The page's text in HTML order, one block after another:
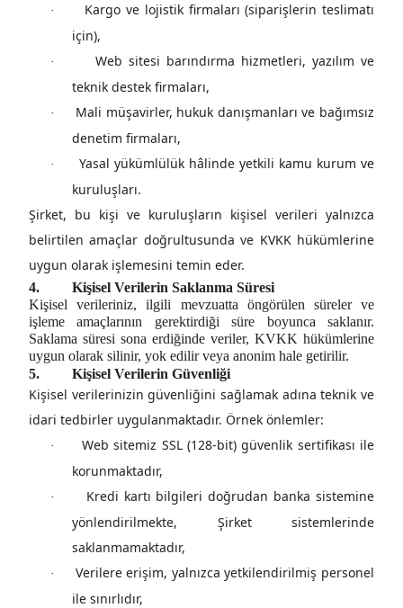
·
Kargo ve lojistik firmaları (siparişlerin teslimatı
için),
·
Web sitesi barındırma hizmetleri, yazılım ve
teknik destek firmaları,
·
Mali müşavirler, hukuk danışmanları ve bağımsız
denetim firmaları,
·
Yasal yükümlülük hâlinde yetkili kamu kurum ve
kuruluşları.
Şirket, bu kişi ve kuruluşların kişisel verileri yalnızca
belirtilen amaçlar doğrultusunda ve KVKK hükümlerine
uygun olarak işlemesini temin eder.
4.
Kişisel Verilerin Saklanma Süresi
Kişisel verileriniz, ilgili mevzuatta öngörülen süreler ve
işleme amaçlarının gerektirdiği süre boyunca saklanır.
Saklama süresi sona erdiğinde veriler, KVKK hükümlerine
uygun olarak silinir, yok edilir veya anonim hale getirilir.
5.
Kişisel Verilerin Güvenliği
Kişisel verilerinizin güvenliğini sağlamak adınateknik ve
idari tedbirler uygulanmaktadır. Örnek önlemler:
·
Web sitemiz SSL (128-bit) güvenlik sertifikası ile
korunmaktadır,
·
Kredi kartı bilgileri doğrudan banka sistemine
yönlendirilmekte, Şirket sistemlerinde
saklanmamaktadır,
·
Verilere erişim, yalnızca yetkilendirilmiş personel
ile sınırlıdır,